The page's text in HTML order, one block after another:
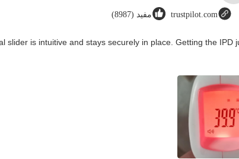
trustpilot.com مفيد (8987)
slider is intuitive and stays securely in place. Getting the IPD